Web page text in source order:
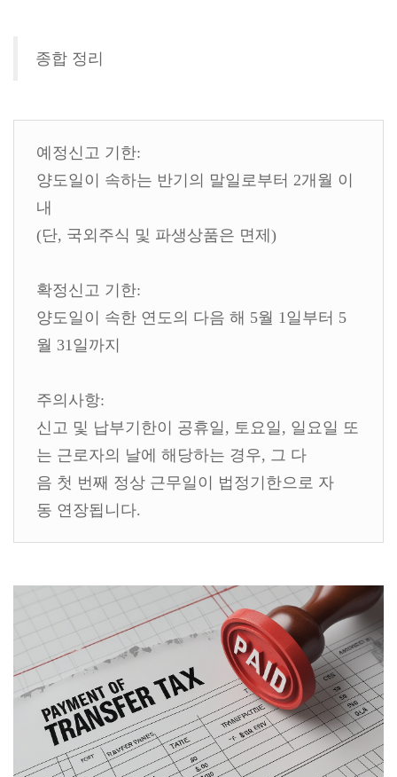
종합 정리
예정신고 기한:
양도일이 속하는 반기의 말일로부터 2개월 이
내
(단, 국외주식 및 파생상품은 면제)
확정신고 기한:
양도일이 속한 연도의 다음 해 5월 1일부터 5
월 31일까지
주의사항:
신고 및 납부기한이 공휴일, 토요일, 일요일 또
는 근로자의 날에 해당하는 경우, 그 다
음 첫 번째 정상 근무일이 법정기한으로 자
동 연장됩니다.